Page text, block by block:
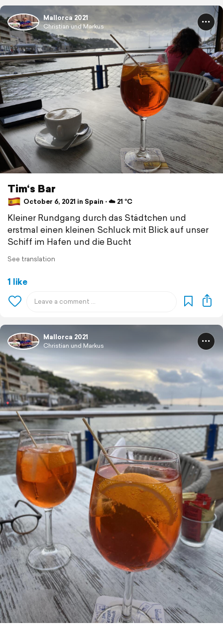
Mallorca 2021
Christian und Markus
Tim‘s Bar
October 6, 2021 in Spain ⋅ ☁️ 21 °C
Kleiner Rundgang durch das Städtchen und
erstmal einen kleinen Schluck mit Blick auf unser
Schiff im Hafen und die Bucht
See translation
1 like
Mallorca 2021
Christian und Markus